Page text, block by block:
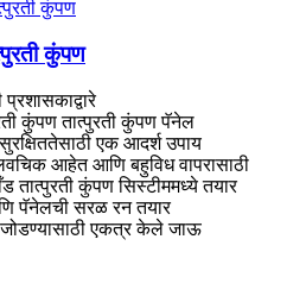
कुंपण
कुंपण तात्पुरती कुंपण पॅनेल
सुरक्षिततेसाठी एक आदर्श उपाय
आहेत आणि बहुविध वापरासाठी
तात्पुरती कुंपण सिस्टीममध्ये तयार
पॅनेलची सरळ रन तयार
जोडण्यासाठी एकत्र केले जाऊ